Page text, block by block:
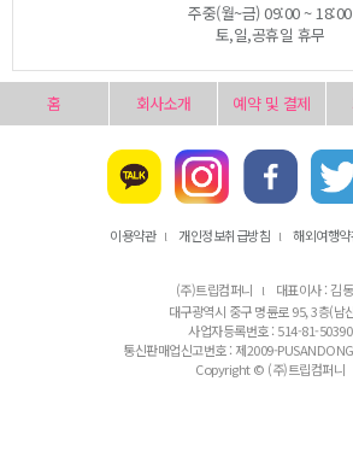
주중(월~금) 09:00 ~ 18:00
토,일,공휴일 휴무
홈 회사소개 예약 및 결제
이용약관 l 개인정보취급방침 l 해외여행약
(주)트립컴퍼니 l
대표이사 : 김
대구광역시 중구 명륜로 95, 3층(남
사업자등록번호 : 514-81-50390
통신판매업신고번호 : 제2009-
Copyright © (주)트립컴퍼니